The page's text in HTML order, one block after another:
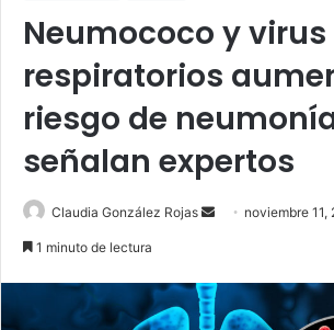
Neumococo y virus
respiratorios
riesgo de
señalan expertos
Claudia González Rojas
Send noviembre 11,
1 minuto de lectura